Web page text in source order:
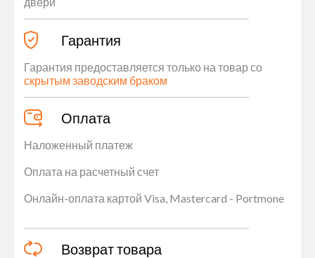
Гарантия
Гарантия предоставляется только на товар со
скрытым заводским браком
Оплата
Наложенный платеж
Оплата на расчетный счет
Онлайн-оплата картой Visa, Mastercard - Portmone
Возврат товара